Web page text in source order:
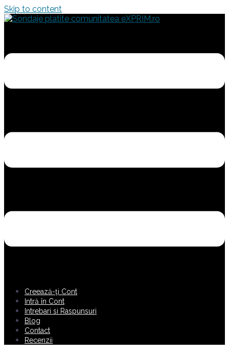
Skip to content
Creează-ţi Cont
Intră în Cont
Intrebari si Raspunsuri
Blog
Contact
Recenzii